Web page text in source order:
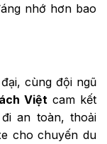
nhớ hơn bao
cùng đội ngũ
Việt cam kết
an toàn, thoải
cho chuyến du